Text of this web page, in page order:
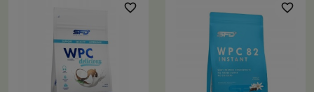
favorite_border favorite_border